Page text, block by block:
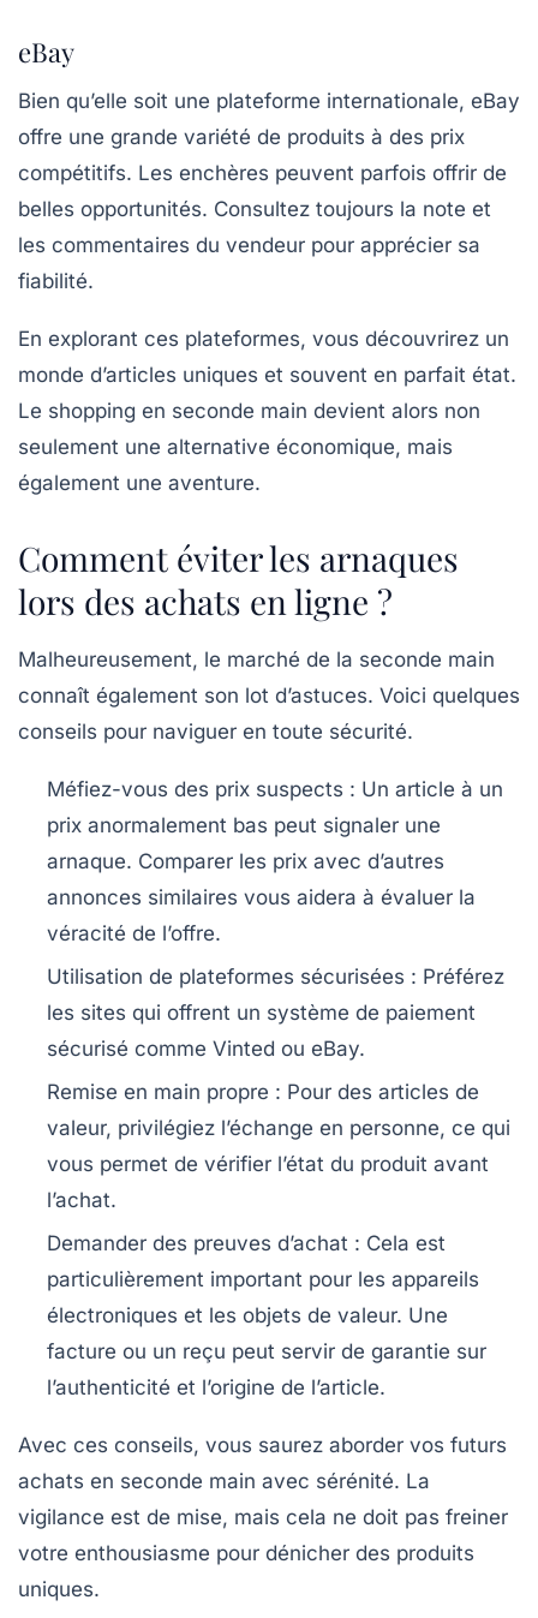
eBay
Bien qu’elle soit une plateforme internationale, eBay
offre une grande variété de produits à des prix
compétitifs. Les enchères peuvent parfois offrir de
belles opportunités. Consultez toujours la note et
les commentaires du vendeur pour apprécier sa
fiabilité.
En explorant ces plateformes, vous découvrirez un
monde d’articles uniques et souvent en parfait état.
Le shopping en seconde main devient alors non
seulement une alternative économique, mais
également une aventure.
Comment éviter les arnaques
lors des achats en ligne ?
Malheureusement, le marché de la seconde main
connaît également son lot d’astuces. Voici quelques
conseils pour naviguer en toute sécurité.
Méfiez-vous des prix suspects : Un article à un
prix anormalement bas peut signaler une
arnaque. Comparer les prix avec d’autres
annonces similaires vous aidera à évaluer la
véracité de l’offre.
Utilisation de plateformes sécurisées : Préférez
les sites qui offrent un système de paiement
sécurisé comme Vinted ou eBay.
Remise en main propre : Pour des articles de
valeur, privilégiez l’échange en personne, ce qui
vous permet de vérifier l’état du produit avant
l’achat.
Demander des preuves d’achat : Cela est
particulièrement important pour les appareils
électroniques et les objets de valeur. Une
facture ou un reçu peut servir de garantie sur
l’authenticité et l’origine de l’article.
Avec ces conseils, vous saurez aborder vos futurs
achats en seconde main avec sérénité. La
vigilance est de mise, mais cela ne doit pas freiner
votre enthousiasme pour dénicher des produits
uniques.